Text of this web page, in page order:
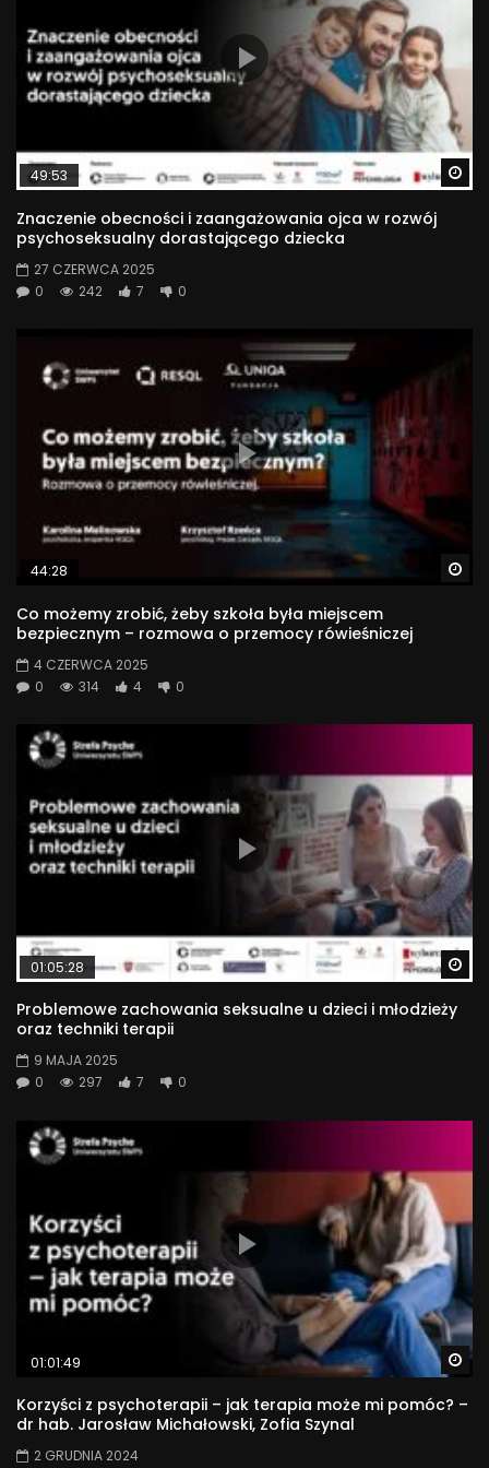
49:53
Znaczenie obecności i zaangażowania ojca w rozwój
psychoseksualny dorastającego dziecka
27 CZERWCA 2025
0
242 7 0
44:28
Co możemy zrobić, żeby szkoła była miejscem
bezpiecznym – rozmowa o przemocy rówieśniczej
4 CZERWCA 2025
0
314 4 0
01:05:28
Problemowe zachowania seksualne u dzieci i młodzieży
oraz techniki terapii
9 MAJA 2025
0
297 7 0
01:01:49
Korzyści z psychoterapii – jak terapia może mi pomóc? –
dr hab. Jarosław Michałowski, Zofia Szynal
2 GRUDNIA 2024